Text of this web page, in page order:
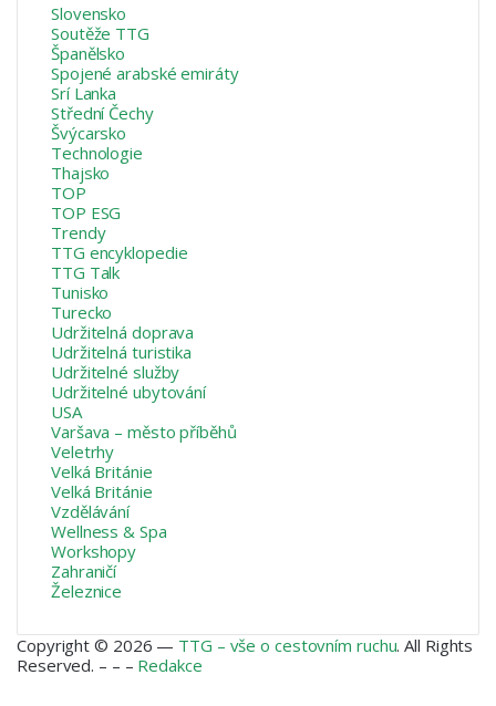
Slovensko
Soutěže TTG
Španělsko
Spojené arabské emiráty
Srí Lanka
Střední Čechy
Švýcarsko
Technologie
Thajsko
TOP
TOP ESG
Trendy
TTG encyklopedie
TTG Talk
Tunisko
Turecko
Udržitelná doprava
Udržitelná turistika
Udržitelné služby
Udržitelné ubytování
USA
Varšava – město příběhů
Veletrhy
Velká Británie
Velká Británie
Vzdělávání
Wellness & Spa
Workshopy
Zahraničí
Železnice
Copyright © 2026 — TTG – vše o cestovním ruchu. All Rights
Reserved. – – – Redakce